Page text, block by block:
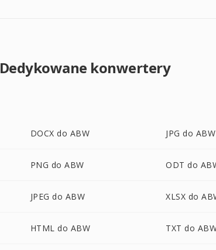
Dedykowane konwertery
DOCX do ABW JPG do ABW
PNG do ABW ODT do
JPEG do ABW XLSX do
HTML do ABW TXT do